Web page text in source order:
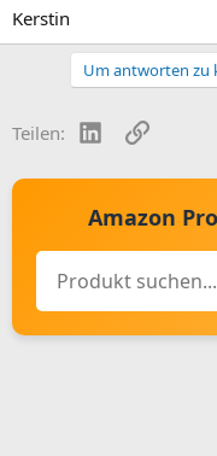
Kerstin
Um antworten zu
Teilen: LinkedInLink
Amazon